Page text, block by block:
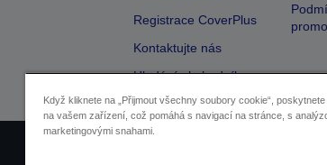
Registrace CoverPlus
Kontaktujte nás
Hledání obchodníka
Když kliknete na „Přijmout všechny soubory cookie“,
na vašem zařízení, což pomáhá s navigací na stránce, s
marketingovými snahami.